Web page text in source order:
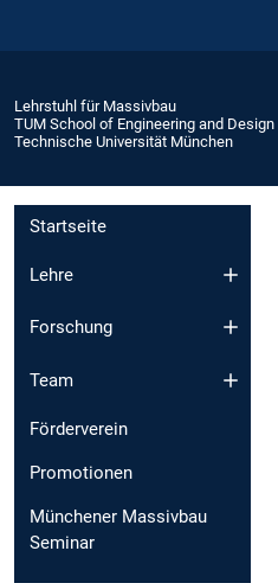
Lehrstuhl für Massivbau
TUM School of Engineering and Design
Technische Universität München
Startseite
Lehre
Forschung
Team
Förderverein
Promotionen
Münchener Massivbau
Seminar